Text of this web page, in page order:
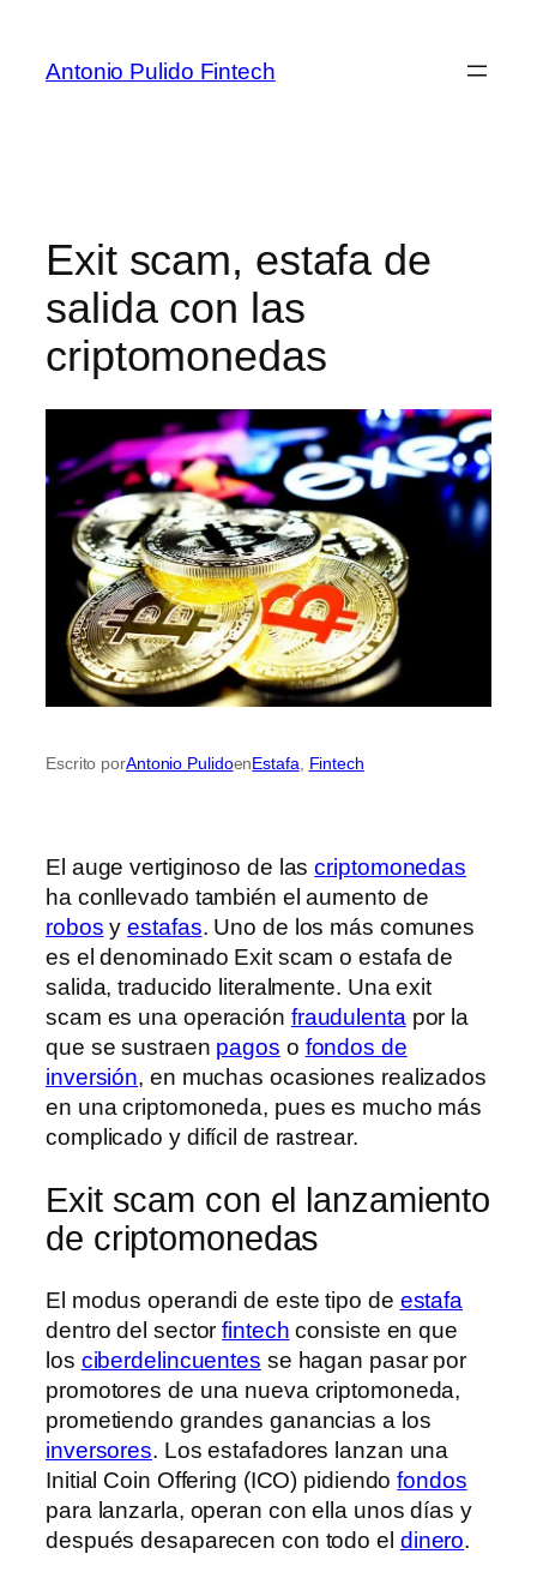
Antonio Pulido Fintech
Exit scam, estafa de
salida con las
criptomonedas
Escrito porAntonio PulidoenEstafa Fintech
El auge vertiginoso de lascriptomonedas
ha conllevado también el aumento de
robos yestafas. Uno de los más comunes
es el denominado Exit scam o estafa de
salida, traducido literalmente. Una exit
scam es una operación fraudulenta por la
que se sustraen pagos o fondos de
inversión, en muchas ocasiones realizados
en una criptomoneda, pues es mucho más
complicado y difícil de rastrear.
Exit scam con el lanzamiento
de criptomonedas
El modus operandi de este tipo de estafa
dentro del sectorfintech consiste en que
los ciberdelincuentes se hagan pasar por
promotores de una nueva criptomoneda,
prometiendo grandes ganancias a los
inversores. Los estafadores lanzan una
Initial Coin Offering (ICO) pidiendofondos
para lanzarla, operan con ella unos días y
después desaparecen con todo el dinero.